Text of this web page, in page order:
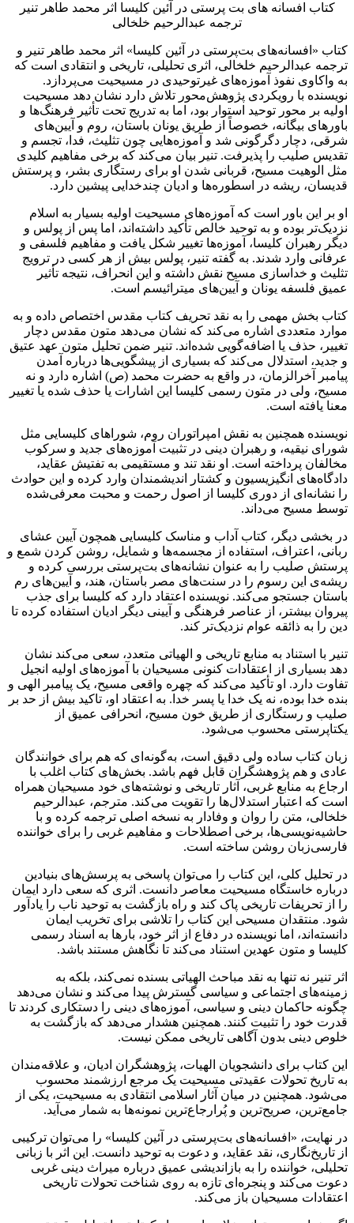
کتاب افسانه های بت پرستی در آئین کلیسا اثر محمد طاهر تنیر
ترجمه عبدالرحیم خلخالی
کتاب «افسانه‌های بت‌پرستی در آئین کلیسا» اثر محمد طاهر تنیر و
ترجمه عبدالرحیم خلخالی، اثری تحلیلی، تاریخی و انتقادی است که
به واکاوی نفوذ آموزه‌های غیرتوحیدی در مسیحیت می‌پردازد.
نویسنده با رویکردی پژوهش‌محور تلاش دارد نشان دهد مسیحیت
اولیه بر محور توحید استوار بود، اما به تدریج تحت تأثیر فرهنگ‌ها و
باورهای بیگانه، خصوصاً از طریق یونان باستان، روم و آیین‌های
شرقی، دچار دگرگونی شد و آموزه‌هایی چون تثلیث، فدا، تجسم و
تقدیس صلیب را پذیرفت. تنیر بیان می‌کند که برخی مفاهیم کلیدی
مثل الوهیت مسیح، قربانی شدن او برای رستگاری بشر، و پرستش
قدیسان، ریشه در اسطوره‌ها و ادیان چندخدایی پیشین دارد.
او بر این باور است که آموزه‌های مسیحیت اولیه بسیار به اسلام
نزدیک‌تر بوده و به توحید خالص تأکید داشته‌اند، اما پس از پولس و
دیگر رهبران کلیسا، آموزه‌ها تغییر شکل یافت و مفاهیم فلسفی و
عرفانی وارد شدند. به گفته تنیر، پولس بیش از هر کسی در ترویج
تثلیث و خداسازی مسیح نقش داشته و این انحراف، نتیجه تأثیر
عمیق فلسفه یونان و آیین‌های میترائیسم است.
کتاب بخش مهمی را به نقد تحریف کتاب مقدس اختصاص داده و به
موارد متعددی اشاره می‌کند که نشان می‌دهد متون مقدس دچار
تغییر، حذف یا اضافه‌گویی شده‌اند. تنیر ضمن تحلیل متون عهد عتیق
و جدید، استدلال می‌کند که بسیاری از پیشگویی‌ها درباره آمدن
پیامبر آخرالزمان، در واقع به حضرت محمد (ص) اشاره دارد و نه
مسیح، ولی در متون رسمی کلیسا این اشارات یا حذف شده یا تغییر
معنا یافته است.
نویسنده همچنین به نقش امپراتوران روم، شوراهای کلیسایی مثل
شورای نیقیه، و رهبران دینی در تثبیت آموزه‌های جدید و سرکوب
مخالفان پرداخته است. او نقد تند و مستقیمی به تفتیش عقاید،
دادگاه‌های انگیزیسیون و کشتار اندیشمندان وارد کرده و این حوادث
را نشانه‌ای از دوری کلیسا از اصول رحمت و محبت معرفی‌شده
توسط مسیح می‌داند.
در بخشی دیگر، کتاب آداب و مناسک کلیسایی همچون آیین عشای
ربانی، اعتراف، استفاده از مجسمه‌ها و شمایل، روشن کردن شمع و
پرستش صلیب را به عنوان نشانه‌های بت‌پرستی بررسی کرده و
ریشه‌ی این رسوم را در سنت‌های مصر باستان، هند، و آیین‌های رم
باستان جستجو می‌کند. نویسنده اعتقاد دارد که کلیسا برای جذب
پیروان بیشتر، از عناصر فرهنگی و آیینی دیگر ادیان استفاده کرده تا
دین را به ذائقه عوام نزدیک‌تر کند.
تنیر با استناد به منابع تاریخی و الهیاتی متعدد، سعی می‌کند نشان
دهد بسیاری از اعتقادات کنونی مسیحیان با آموزه‌های اولیه انجیل
تفاوت دارد. او تأکید می‌کند که چهره واقعی مسیح، یک پیامبر الهی و
بنده خدا بوده، نه یک خدا یا پسر خدا. به اعتقاد او، تاکید بیش از حد بر
صلیب و رستگاری از طریق خون مسیح، انحرافی عمیق از
یکتاپرستی محسوب می‌شود.
زبان کتاب ساده ولی دقیق است، به‌گونه‌ای که هم برای خوانندگان
عادی و هم پژوهشگران قابل فهم باشد. بخش‌های کتاب اغلب با
ارجاع به منابع غربی، آثار تاریخی و نوشته‌های خود مسیحیان همراه
است که اعتبار استدلال‌ها را تقویت می‌کند. مترجم، عبدالرحیم
خلخالی، متن را روان و وفادار به نسخه اصلی ترجمه کرده و با
حاشیه‌نویسی‌ها، برخی اصطلاحات و مفاهیم غربی را برای خواننده
فارسی‌زبان روشن ساخته است.
در تحلیل کلی، این کتاب را می‌توان پاسخی به پرسش‌های بنیادین
درباره خاستگاه مسیحیت معاصر دانست. اثری که سعی دارد ایمان
را از تحریفات تاریخی پاک کند و راه بازگشت به توحید ناب را یادآور
شود. منتقدان مسیحی این کتاب را تلاشی برای تخریب ایمان
دانسته‌اند، اما نویسنده در دفاع از اثر خود، بارها به اسناد رسمی
کلیسا و متون عهدین استناد می‌کند تا نگاهش مستند باشد.
اثر تنیر نه تنها به نقد مباحث الهیاتی بسنده نمی‌کند، بلکه به
زمینه‌های اجتماعی و سیاسی گسترش پیدا می‌کند و نشان می‌دهد
چگونه حاکمان دینی و سیاسی، آموزه‌های دینی را دستکاری کردند تا
قدرت خود را تثبیت کنند. همچنین هشدار می‌دهد که بازگشت به
خلوص دینی بدون آگاهی تاریخی ممکن نیست.
این کتاب برای دانشجویان الهیات، پژوهشگران ادیان، و علاقه‌مندان
به تاریخ تحولات عقیدتی مسیحیت یک مرجع ارزشمند محسوب
می‌شود. همچنین در میان آثار اسلامی انتقادی به مسیحیت، یکی از
جامع‌ترین، صریح‌ترین و پُرارجاع‌ترین نمونه‌ها به شمار می‌آید.
در نهایت، «افسانه‌های بت‌پرستی در آئین کلیسا» را می‌توان ترکیبی
از تاریخ‌نگاری، نقد عقاید، و دعوت به توحید دانست. این اثر با زبانی
تحلیلی، خواننده را به بازاندیشی عمیق درباره میراث دینی غربی
دعوت می‌کند و پنجره‌ای تازه به روی شناخت تحولات تاریخی
اعتقادات مسیحیان باز می‌کند.